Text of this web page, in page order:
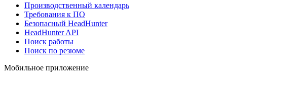
Производственный календарь
Требования к ПО
Безопасный HeadHunter
HeadHunter API
Поиск работы
Поиск по резюме
Мобильное приложение